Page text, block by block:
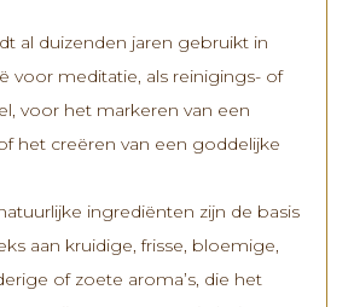
al duizenden jaren gebruikt in
voor meditatie, als reinigings- of
voor het markeren van een
het creëren van een goddelijke
ingrediënten zijn de basis
aan kruidige, frisse, bloemige,
of zoete aroma’s, die het